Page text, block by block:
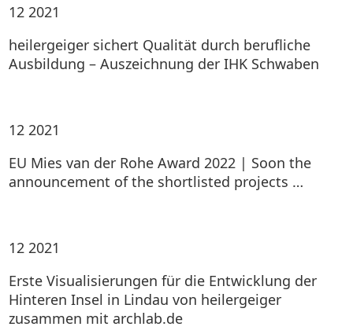
12 2021
heilergeiger sichert Qualität durch berufliche
Ausbildung – Auszeichnung der IHK Schwaben
12 2021
EU Mies van der Rohe Award 2022 | Soon the
announcement of the shortlisted projects …
12 2021
Erste Visualisierungen für die Entwicklung der
Hinteren Insel in Lindau von heilergeiger
zusammen mit archlab.de